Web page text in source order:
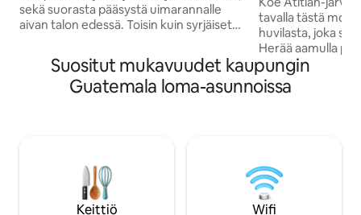
sekä suorasta pääsystä uimarannalle
aivan talon edessä. Toisin kuin syrjäiset
Lago sijaitsee San Pedro La Lagunassa,
järven vieraanvaraisimmassa
kaupungissa, jossa on kauppoja,
päässä tuk-tukilla pääasiallisista
telakoista. 600 m² puutarhoja,
ulkotulikuoppa, valokuitu-WiFi, työtila ja
ilmainen pysäköinti muutaman askeleen
tavalla tästä
huvilasta, joka
Herää aamulla
äärelle, rentoudu
tähtitaivaan alla.
Vain muutaman
viehättävästä
kaupungista se
Suositut mukavuudet kaupungin
Guatemala loma-asunnoissa
Keittiö Wifi